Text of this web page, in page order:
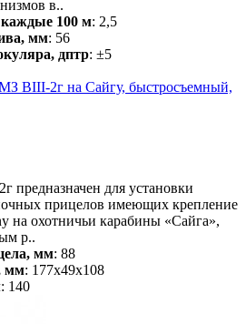
в..
100 м: 2,5
мм: 56
дптр: ±5
ВIII-2г на Сайгу, быстросъемный,
для установки
прицелов имеющих крепление
на охотничьи карабины «Сайга»,
р..
мм: 88
мм: 177х49х108
: 140